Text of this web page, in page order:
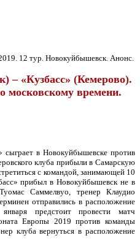
12 тур. Новокуйбышевск. Анонс.
– «Кузбасс» (Кемерово).
московскому времени.
в Новокуйбышевске против
клуба прибыли в Самарскую
с командой, занимающей 10
прибыл в Новокуйбышевск не в
Саммелвуо, тренер Клаудио
отправились в расположение
предстоит провести матч
Европы 2019 против команды
клуба вернуться в расположение